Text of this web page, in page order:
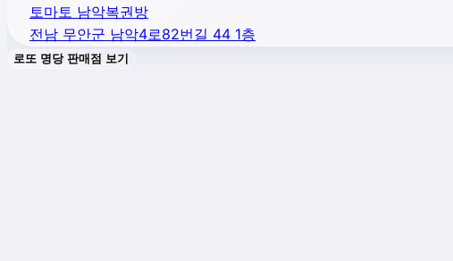
토마토 남악복권방
전남 무안군 남악4로82번길 44 1층
로또 명당 판매점 보기